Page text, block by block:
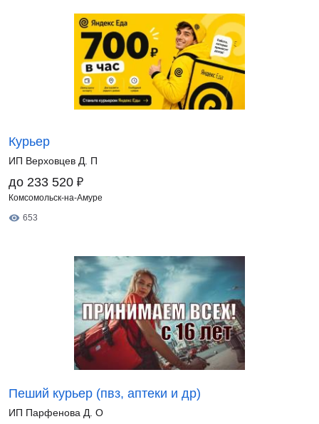
Курьер
ИП Верховцев Д. П
до 233 520 ₽
Комсомольск-на-Амуре
653
Пеший курьер (пвз, аптеки и др)
ИП Парфенова Д. О